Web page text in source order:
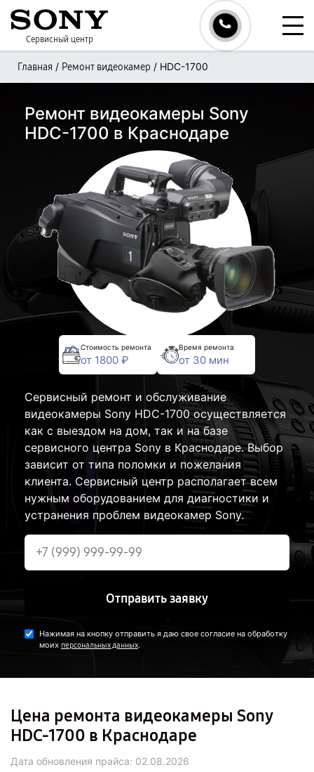
Сервисный центр
Главная / Ремонт видеокамер / HDC-1700
Ремонт видеокамеры Sony
HDC-1700 в Краснодаре
Стоимость ремонта
от 1800 ₽
Время ремонта
от 30 мин
Сервисный ремонт и обслуживание
видеокамеры Sony HDC-1700 осуществляется
как с выездом на дом, так и на базе
сервисного центра Sony в Краснодаре. Выбор
зависит от типа поломки и пожелания
клиента. Сервисный центр располагает всем
нужным оборудованием для диагностики и
устранения проблем видеокамер Sony.
Отправить заявку
Нажимая на кнопку отправить я даю свое согласие на обработку
моих персональных данных.
Цена ремонта видеокамеры Sony
HDC-1700 в Краснодаре
Дата обновления прайса: 02.08.2026